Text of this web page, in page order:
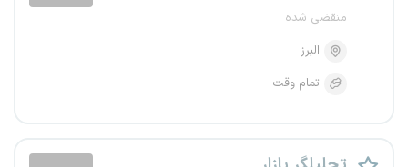
منقضی شده
البرز
تمام وقت